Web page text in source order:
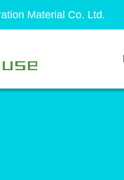
Material Co. Ltd.